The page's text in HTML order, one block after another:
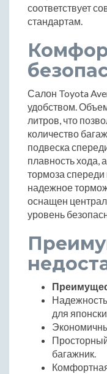
соответствует
стандартам.
Салон Toyota
удобством.
литров, что
количество
подвеска
плавность хода,
тормоза спереди
надежное
оснащен
уровень
для
багажник.